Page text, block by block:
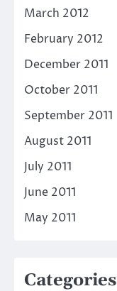
March 2012
February 2012
December 2011
October 2011
September 2011
August 2011
July 2011
June 2011
May 2011
Categories